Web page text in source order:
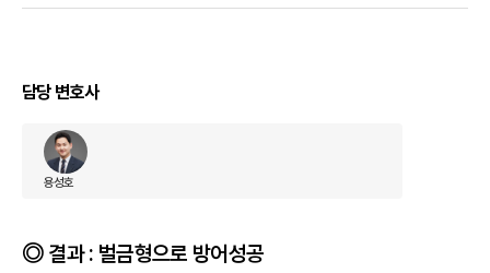
담당 변호사
용성호
결과 : 벌금형으로 방어성공